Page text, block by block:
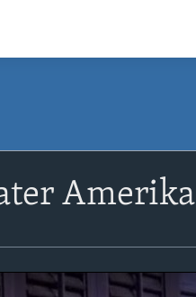
Amerika